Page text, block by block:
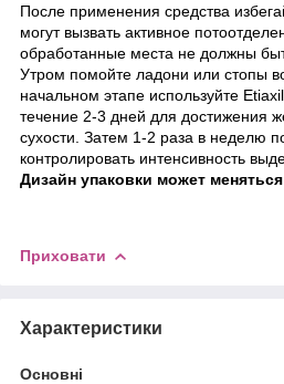
После применения средства
могут вызвать активное
обработанные места не должны
Утром помойте ладони или стопы
начальном этапе используйте
течение 2-3 дней для достижения
сухости. Затем 1-2 раза в неделю
контролировать интенсивность
Дизайн упаковки может
Приховати
Характеристики
Основні